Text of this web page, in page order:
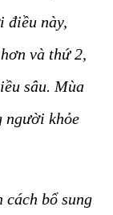
điều này,
và thứ 2,
sâu. Mùa
người khỏe
cách bổ sung